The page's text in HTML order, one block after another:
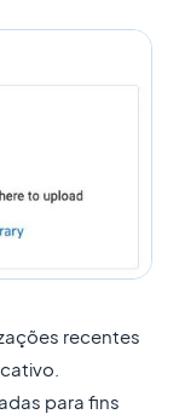
recentes
para fins